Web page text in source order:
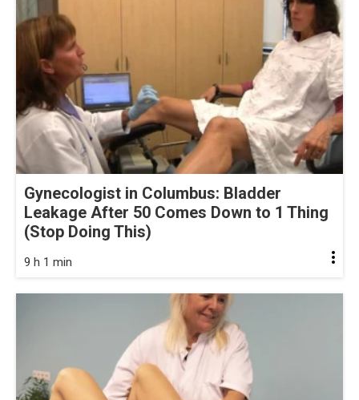
Gynecologist in Columbus: Bladder
Leakage After 50 Comes Down to 1 Thing
(Stop Doing This)
9 h 1 min